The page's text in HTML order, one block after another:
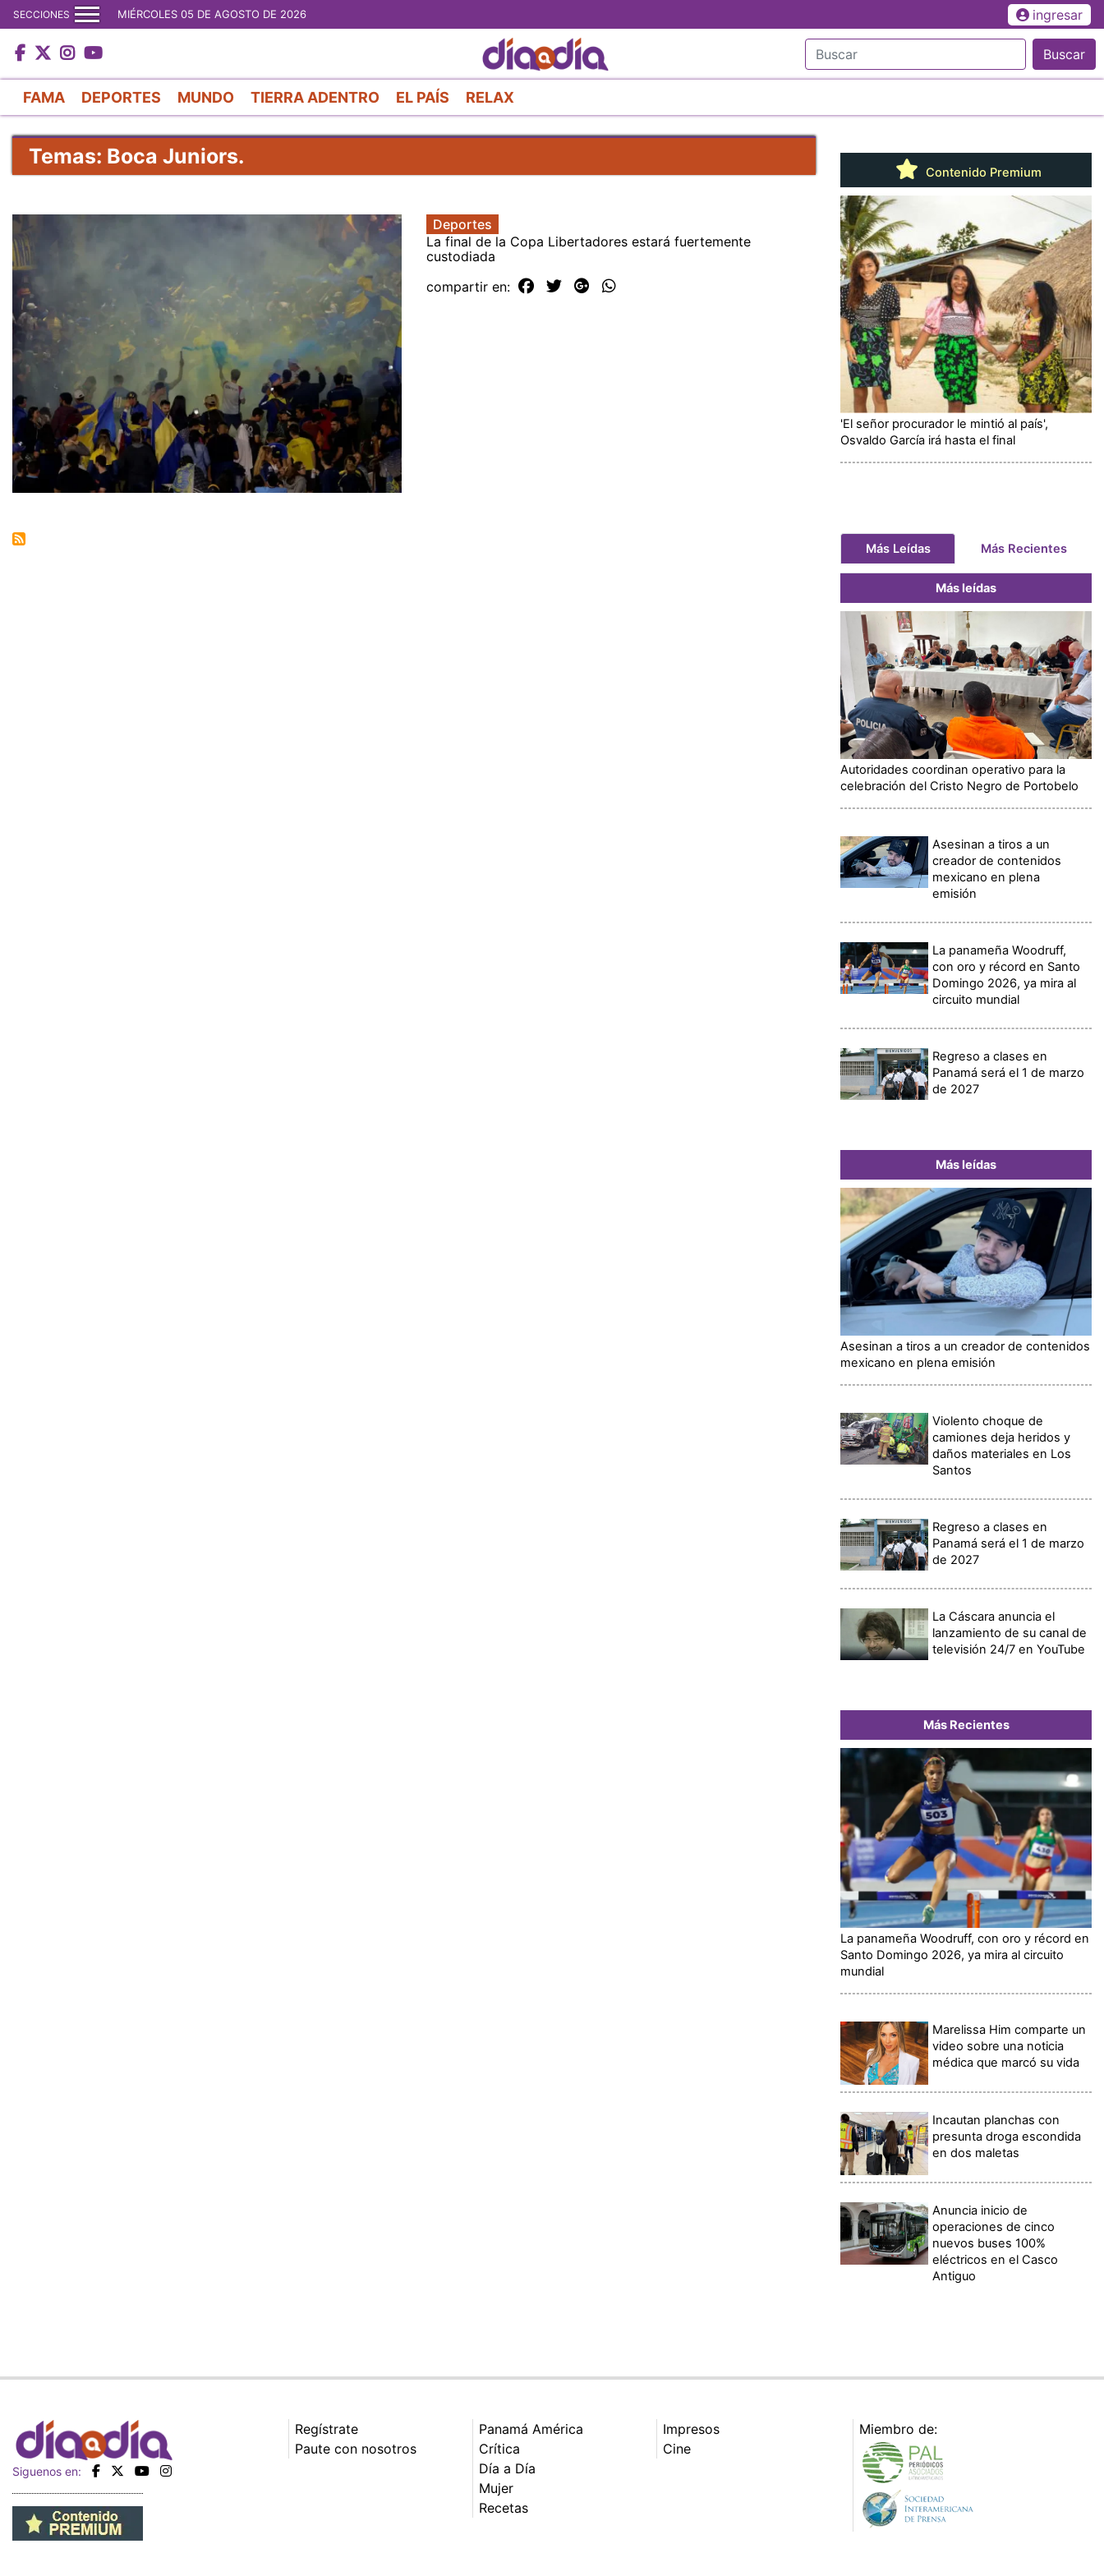
al
contenido
principal
SECCIONES MIÉRCOLES 05 DE AGOSTO DE 2026 ingresar
Buscar
FAMA DEPORTES MUNDO TIERRA ADENTRO EL PAÍS RELAX
Temas: Boca Juniors.
Deportes
La final de la Copa Libertadores estará fuertemente
custodiada
compartir en:
Contenido Premium
'El señor procurador le mintió al país',
Osvaldo García irá hasta el final
Más Leídas Más Recientes
Más leídas
Autoridades coordinan operativo para la
celebración del Cristo Negro de Portobelo
Asesinan a tiros a un
creador de contenidos
mexicano en plena
emisión
La panameña Woodruff,
con oro y récord en Santo
Domingo 2026, ya mira al
circuito mundial
Regreso a clases en
Panamá será el 1 de marzo
de 2027
Más leídas
Asesinan a tiros a un creador de contenidos
mexicano en plena emisión
Violento choque de
camiones deja heridos y
daños materiales en Los
Santos
Regreso a clases en
Panamá será el 1 de marzo
de 2027
La Cáscara anuncia el
lanzamiento de su canal de
televisión 24/7 en YouTube
Más Recientes
La panameña Woodruff, con oro y récord en
Santo Domingo 2026, ya mira al circuito
mundial
Marelissa Him comparte un
video sobre una noticia
médica que marcó su vida
Incautan planchas con
presunta droga escondida
en dos maletas
Anuncia inicio de
operaciones de cinco
nuevos buses 100%
eléctricos en el Casco
Antiguo
Siguenos en:
Regístrate
Paute con nosotros
Panamá América
Crítica
Día a Día
Mujer
Recetas
Impresos
Cine
Miembro de: